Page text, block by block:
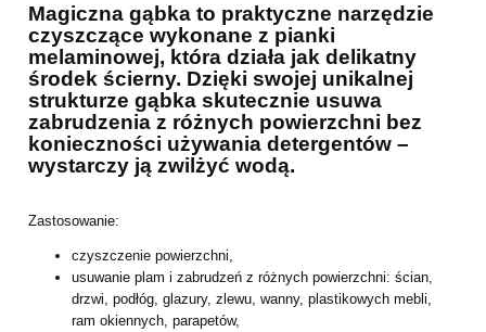
Magiczna gąbka to praktyczne narzędzie
czyszczące wykonane z pianki
melaminowej, która działa jak delikatny
środek ścierny. Dzięki swojej unikalnej
strukturze gąbka skutecznie usuwa
zabrudzenia z różnych powierzchni bez
konieczności używania detergentów –
wystarczy ją zwilżyć wodą.
Zastosowanie:
czyszczenie powierzchni,
usuwanie plam i zabrudzeń z różnych powierzchni: ścian,
drzwi, podłóg, glazury, zlewu, wanny, plastikowych mebli,
ram okiennych, parapetów,